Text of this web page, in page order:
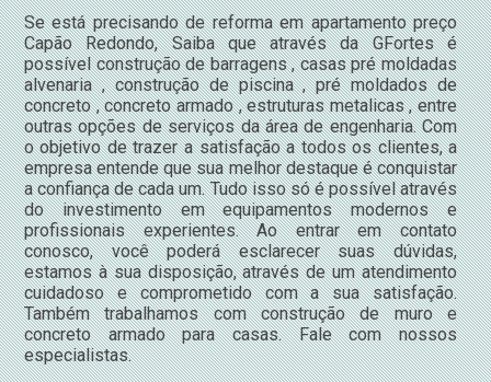
Se está precisando de reforma em apartamento preço
Capão Redondo, Saiba que através da GFortes é
possível construção de barragens , casas pré moldadas
alvenaria , construção de piscina , pré moldados de
concreto , concreto armado , estruturas metalicas , entre
outras opções de serviços da área de engenharia. Com
o objetivo de trazer a satisfação a todos os clientes, a
empresa entende que sua melhor destaque é conquistar
a confiança de cada um. Tudo isso só é possível através
do investimento em equipamentos modernos e
profissionais experientes. Ao entrar em contato
conosco, você poderá esclarecer suas dúvidas,
estamos à sua disposição, através de um atendimento
cuidadoso e comprometido com a sua satisfação.
Também trabalhamos com construção de muro e
concreto armado para casas. Fale com nossos
especialistas.